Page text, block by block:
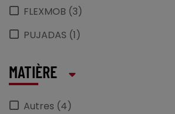
FLEXMOB (3)
PUJADAS (1)
MATIÈRE
Autres (4)